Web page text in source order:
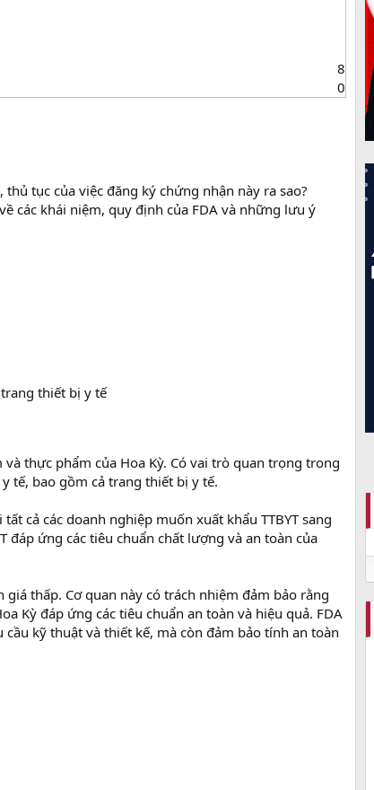
8
0
tục của việc đăng ký chứng nhận này ra sao?
các khái niệm, quy định của FDA và những lưu ý
thiết bị y tế
thực phẩm của Hoa Kỳ. Có vai trò quan trọng trong
tế, bao gồm cả trang thiết bị y tế.
cả các doanh nghiệp muốn xuất khẩu TTBYT sang
đáp ứng các tiêu chuẩn chất lượng và an toàn của
giá thấp. Cơ quan này có trách nhiệm đảm bảo rằng
Kỳ đáp ứng các tiêu chuẩn an toàn và hiệu quả. FDA
kỹ thuật và thiết kế, mà còn đảm bảo tính an toàn